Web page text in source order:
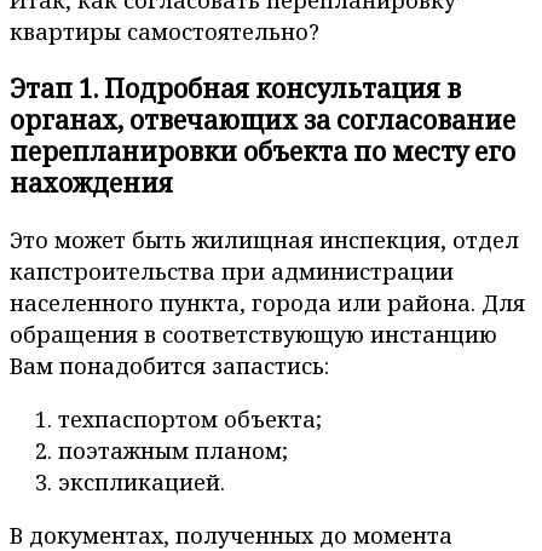
квартиры самостоятельно?
Этап 1. Подробная консультация в
органах, отвечающих за согласование
перепланировки объекта по месту его
нахождения
Это может быть жилищная инспекция, отдел
капстроительства при администрации
населенного пункта, города или района. Для
обращения в соответствующую инстанцию
Вам понадобится запастись:
техпаспортом объекта;
поэтажным планом;
экспликацией.
В документах, полученных до момента